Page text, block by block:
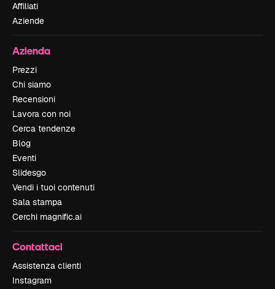
Affiliati
Aziende
Azienda
Prezzi
Chi siamo
Recensioni
Lavora con noi
Cerca tendenze
Blog
Eventi
Slidesgo
Vendi i tuoi contenuti
Sala stampa
Cerchi magnific.ai
Contattaci
Assistenza clienti
Instagram